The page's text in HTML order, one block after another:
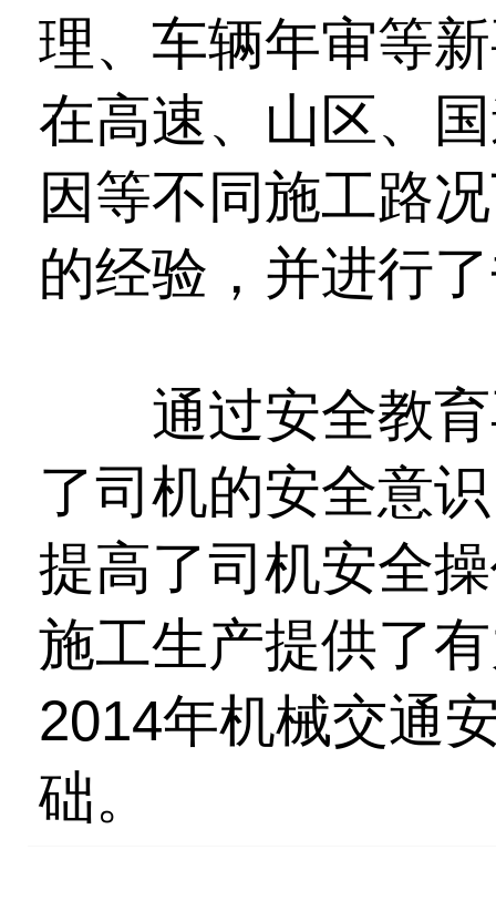
理、车辆年审等
在高速、山区、
因等不同施工路
的经验，并进行
通过安全教育
了司机的安全意
提高了司机安全
施工生产提供了
2014年机械交通
础。